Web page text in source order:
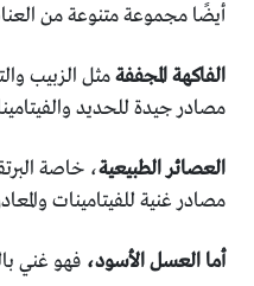
أيضًا مجموعة متنوعة من
الفاكهة المجففةمثل الزبيب
مصادر جيدة للحديد
العصائر الطبيعية، خاصة
مصادر غنية للفيتامينات
أما العسل الأسود، فهو غني